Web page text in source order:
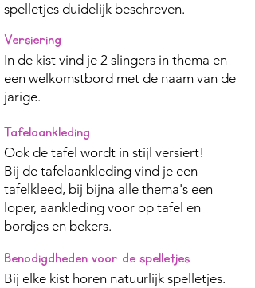
spelletjes duidelijk beschreven.
Versiering
In de kist vind je 2 slingers in thema en
een welkomstbord met de naam van de
jarige.
Tafelaankleding
Ook de tafel wordt in stijl versiert!
Bij de tafelaankleding vind je een
tafelkleed, bij bijna alle thema's een
loper, aankleding voor op tafel en
bordjes en bekers.
Benodigdheden voor de spelletjes
Bij elke kist horen natuurlijk spelletjes.